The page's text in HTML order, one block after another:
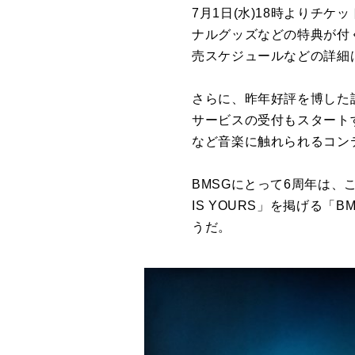
7月1日(水)18時よりチケッ
ナルグッズなどの特典が
売スケジュールなどの詳
さらに、昨年好評を博し
サービスの受付もスター
など音楽に触れられるコ
BMSGにとって6周年は、
IS YOURS」を掲げる「
うだ。